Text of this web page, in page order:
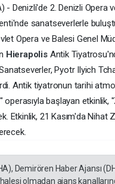
Denizli'de 2. Denizli Opera
sanatseverlerle
Opera ve Balesi Genel
Hierapolis Antik
Pyotr Ilyich
Antik tiyatronun tarihi
operasıyla başlayan
Etkinlik, 21 Kasım'da
Demirören Haber Ajansı
olmadan ajans